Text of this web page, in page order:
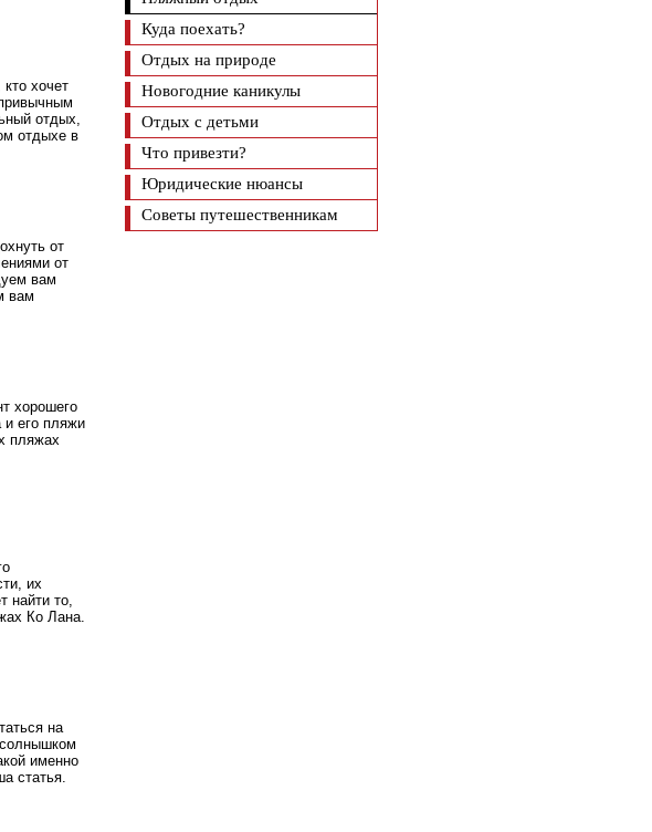
хочет
отдых,
отдыхе в
от
от
вам
вам
хорошего
его пляжи
пляжах
их
найти то,
Ко Лана.
на
именно
статья.
Куда поехать?
Отдых на природе
Новогодние каникулы
Отдых с детьми
Что привезти?
Юридические нюансы
Советы путешественникам